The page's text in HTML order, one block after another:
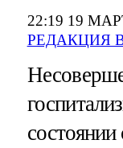
22:19 19
РЕДАКЦИЯ